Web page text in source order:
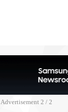
Advertisement 2 / 2